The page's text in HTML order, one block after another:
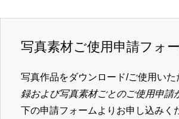
写真素材ご使用申請フォ
写真作品をダウンロード/ご使用いた
録および写真素材ごとのご使用申請
下の申請フォームよりお申し込みく